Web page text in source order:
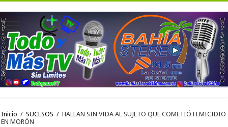
Inicio / SUCESOS / HALLAN SIN VIDA AL SUJETO QUE COMETIÓ FEMICIDIO
EN MORÓN